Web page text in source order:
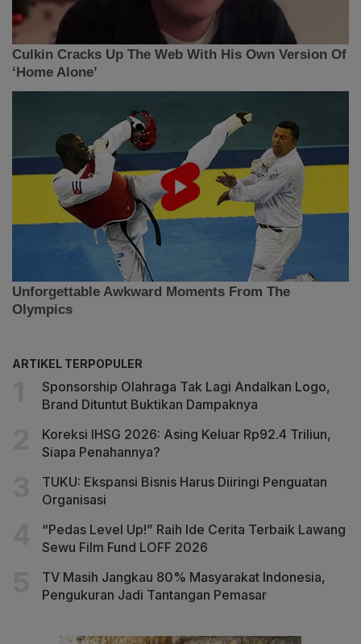
ARTIKEL TERPOPULER
Sponsorship Olahraga Tak Lagi Andalkan Logo,
Brand Dituntut Buktikan Dampaknya
Koreksi IHSG 2026: Asing Keluar Rp92.4 Triliun,
Siapa Penahannya?
TUKU: Ekspansi Bisnis Harus Diiringi Penguatan
Organisasi
“Pedas Level Up!” Raih Ide Cerita Terbaik Lawang
Sewu Film Fund LOFF 2026
TV Masih Jangkau 80% Masyarakat Indonesia,
Pengukuran Jadi Tantangan Pemasar